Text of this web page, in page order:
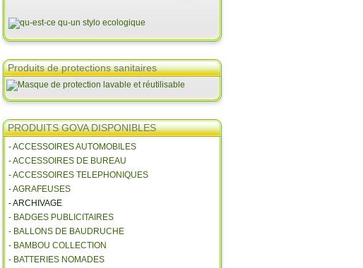
Produits de protections sanitaires
PRODUITS GOVA DISPONIBLES
- ACCESSOIRES AUTOMOBILES
- ACCESSOIRES DE BUREAU
- ACCESSOIRES TELEPHONIQUES
- AGRAFEUSES
- ARCHIVAGE
- BADGES PUBLICITAIRES
- BALLONS DE BAUDRUCHE
- BAMBOU COLLECTION
- BATTERIES NOMADES